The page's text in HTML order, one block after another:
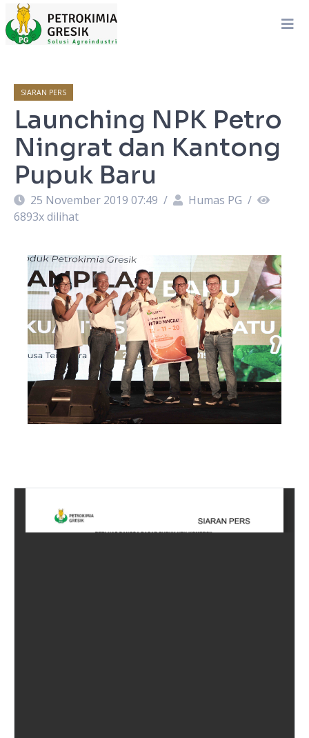
SIARAN PERS
Launching NPK Petro
Ningrat dan Kantong
Pupuk Baru
25 November 2019 07:49 / Humas PG /
6893x dilihat